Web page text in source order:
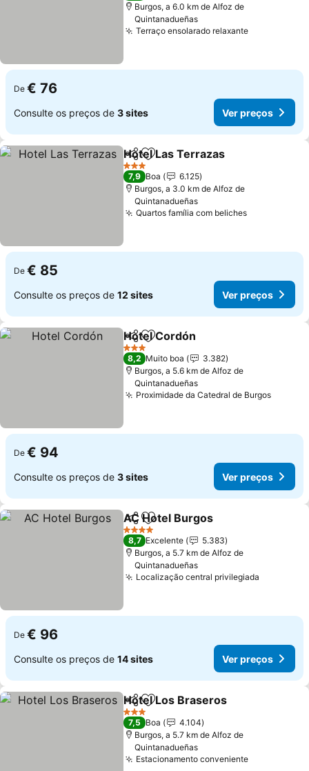
Burgos, a 6.0 km de Alfoz de
Quintanadueñas
Terraço ensolarado relaxanteVer preços
De € 76
Consulte os preços de 3 sites Ver preços
PartilharAdicionar aos favoritos
Hotel Las Terrazas
3 Estrelas
7,9 Boa
6.125
Burgos, a 3.0 km de Alfoz de
Quintanadueñas
Quartos família com belichesVer preços
De € 85
Consulte os preços de 12 sites Ver preços
PartilharAdicionar aos favoritos
Hotel Cordón
3 Estrelas
8,2 Muito boa
3.382
Burgos, a 5.6 km de Alfoz de
Quintanadueñas
Proximidade da Catedral de BurgosVer
De € 94
Consulte os preços de 3 sites Ver preços
PartilharAdicionar aos favoritos
AC Hotel Burgos
4 Estrelas
8,7 Excelente
5.383
Burgos, a 5.7 km de Alfoz de
Quintanadueñas
Localização central privilegiada
De € 96
Consulte os preços de 14 sites Ver preços
PartilharAdicionar aos favoritos
Hotel Los Braseros
3 Estrelas
7,5 Boa
4.104
Burgos, a 5.7 km de Alfoz de
Quintanadueñas
Estacionamento convenienteVer preços